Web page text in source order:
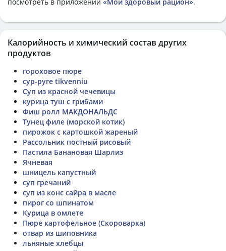
Калорийность и химический состав других
продуктов
гороховое пюре
cyp-pyre tikvenniu
Суп из красной чечевицы
курица туш с грибами
Фиш ролл МАКДОНАЛЬДС
Тунец филе (морской котик)
пирожок с картошкой жареный
Рассольник постный рисовый
Пастила Банановая Шарлиз
Ячневая
шницель капустный
суп гречаний
суп из конс сайра в масле
пирог со шпинатом
Курица в омлете
Пюре картофельное (Скороварка)
отвар из шиповника
льняные хлебцы